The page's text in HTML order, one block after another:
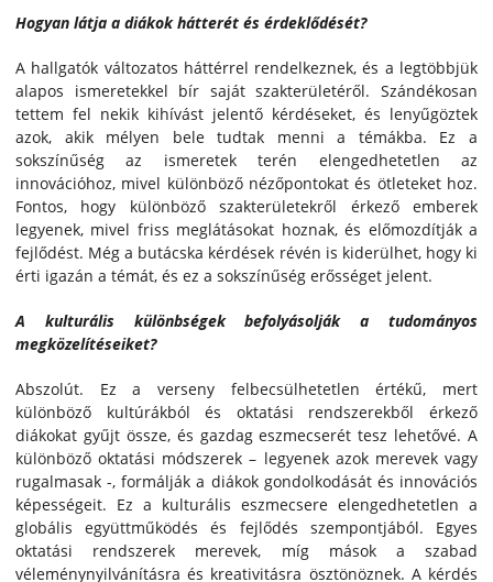
Hogyan látja a diákok hátterét és érdeklődését?
A hallgatók változatos háttérrel rendelkeznek, és a legtöbbjük
alapos ismeretekkel bír saját szakterületéről. Szándékosan
tettem fel nekik kihívást jelentő kérdéseket, és lenyűgöztek
azok, akik mélyen bele tudtak menni a témákba. Ez a
sokszínűség az ismeretek terén elengedhetetlen az
innovációhoz, mivel különböző nézőpontokat és ötleteket hoz.
Fontos, hogy különböző szakterületekről érkező emberek
legyenek, mivel friss meglátásokat hoznak, és előmozdítják a
fejlődést. Még a butácska kérdések révén is kiderülhet, hogy ki
érti igazán a témát, és ez a sokszínűség erősséget jelent.
A kulturális különbségek befolyásolják a tudományos
megközelítéseiket?
Abszolút. Ez a verseny felbecsülhetetlen értékű, mert
különböző kultúrákból és oktatási rendszerekből érkező
diákokat gyűjt össze, és gazdag eszmecserét tesz lehetővé. A
különböző oktatási módszerek – legyenek azok merevek vagy
rugalmasak -, formálják a diákok gondolkodását és innovációs
képességeit. Ez a kulturális eszmecsere elengedhetetlen a
globális együttműködés és fejlődés szempontjából. Egyes
oktatási rendszerek merevek, míg mások a szabad
véleménynyilvánításra és kreativitásra ösztönöznek. A kérdés